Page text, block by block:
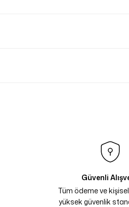
Güvenli
Tüm ödeme ve
yüksek güvenlik